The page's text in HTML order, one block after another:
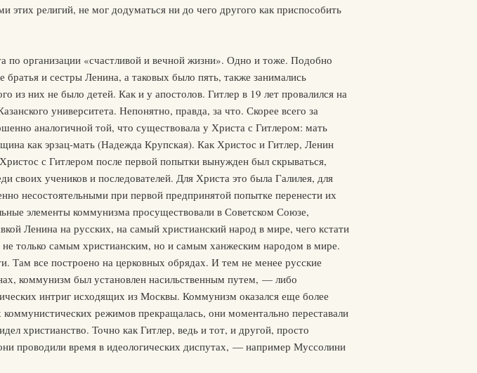
этих религий, не мог додуматься ни до чего другого как приспособить
организации «счастливой и вечной жизни». Одно и тоже. Подобно
и сестры Ленина, а таковых было пять, также занимались
них не было детей. Как и у апостолов. Гитлер в 19 лет провалился на
университета. Непонятно, правда, за что. Скорее всего за
аналогичной той, что существовала у Христа с Гитлером: мать
как эрзац-мать (Надежда Крупская). Как Христос и Гитлер, Ленин
с Гитлером после первой попытки вынужден был скрываться,
своих учеников и последователей. Для Христа это была Галилея, для
несостоятельными при первой предпринятой попытке перенести их
элементы коммунизма просуществовали в Советском Союзе,
Ленина на русских, на самый христианский народ в мире, чего кстати
не только самым христианским, но и самым ханжеским народом в мире.
Там все построено на церковных обрядах. И тем не менее русские
коммунизм был установлен насильственным путем, — либо
интриг исходящих из Москвы. Коммунизм оказался еще более
режимов прекращалась, они моментально переставали
христианство. Точно как Гитлер, ведь и тот, и другой, просто
проводили время в идеологических диспутах, — например Муссолини